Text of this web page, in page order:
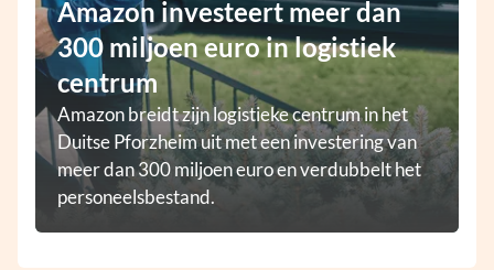
Amazon investeert meer dan
300 miljoen euro in logistiek
centrum
Amazon breidt zijn logistieke centrum in het
Duitse Pforzheim uit met een investering van
meer dan 300 miljoen euro en verdubbelt het
personeelsbestand.